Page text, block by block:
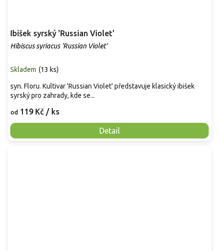
Ibišek syrský 'Russian Violet'
Hibiscus syriacus 'Russian Violet'
Skladem (13 ks)
od 119 Kč / ks
Detail
syn. Floru. Kultivar 'Russian Violet' představuje klasický ibišek
syrský pro zahrady, kde se...